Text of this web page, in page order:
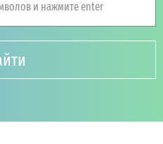
и нажмите enter